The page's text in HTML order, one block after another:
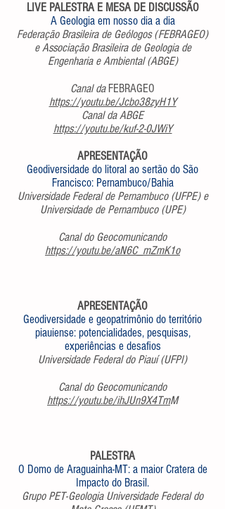
LIVE PALESTRA E MESA DE DISCUSSÃO
A Geologia em nosso dia a dia
Federação Brasileira de Geólogos (FEBRAGEO)
e Associação Brasileira de Geologia de
Engenharia e Ambiental (ABGE)
Canal da FEBRAGEO
https://youtu.be/Jcbo38zyH1Y
Canal da ABGE
https://youtu.be/kuf-2-0JWiY
APRESENTAÇÃO
Geodiversidade do litoral ao sertão do São
Francisco: Pernambuco/Bahia
Universidade Federal de Pernambuco (UFPE) e
Universidade de Pernambuco (UPE)
Canal do Geocomunicando
https://youtu.be/aN6C_mZmK1o
APRESENTAÇÃO
Geodiversidade e geopatrimônio do território
piauiense: potencialidades, pesquisas,
experiências e desafios
Universidade Federal do Piauí (UFPI)
Canal do Geocomunicando
https://youtu.be/ihJUn9X4TmM
PALESTRA
O Domo de Araguainha-MT: a maior Cratera de
Impacto do Brasil.
Grupo PET-Geologia Universidade Federal do